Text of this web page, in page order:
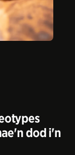
dod i'n